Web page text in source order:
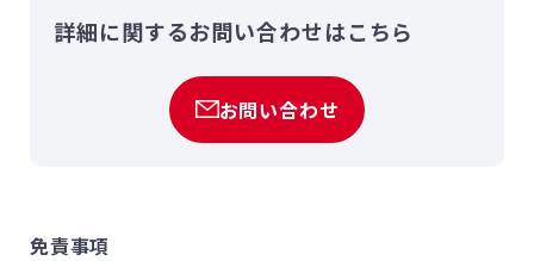
詳細に関するお問い合わせはこちら
お問い合わせ
免責事項